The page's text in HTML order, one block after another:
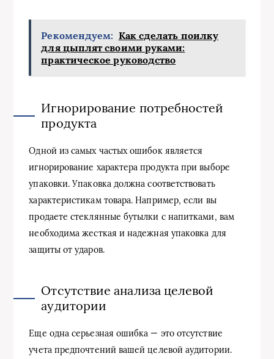
Рекомендуем: Как сделать поилку
для цыплят своими руками:
практическое руководство
Игнорирование потребностей
продукта
Одной из самых частых ошибок является
игнорирование характера продукта при выборе
упаковки. Упаковка должна соответствовать
характеристикам товара. Например, если вы
продаете стеклянные бутылки с напитками, вам
необходима жесткая и надежная упаковка для
защиты от ударов.
Отсутствие анализа целевой
аудитории
Еще одна серьезная ошибка — это отсутствие
учета предпочтений вашей целевой аудитории.